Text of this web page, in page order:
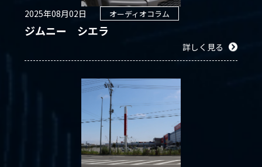
2025年08月02日 オーディオコラム
ジムニー シエラ
詳しく見る